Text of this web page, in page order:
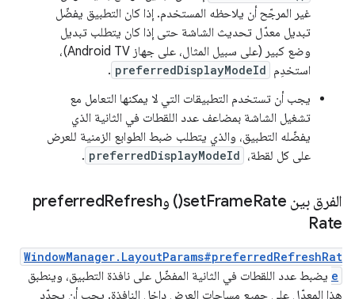
غير المرجّح أن يلاحظه المستخدم. إذا كان التطبيق يفضّل
تبديل معدّل تحديث الشاشة حتى إذا كان يتطلب تبديل
وضع كبير (على سبيل المثال، على جهاز Android TV)،
استخدِم preferredDisplayModeId
.
يجب أن تستخدم التطبيقات التي لا يمكنها التعامل مع
تشغيل الشاشة بمضاعف عدد اللقطات في الثانية الذي
يفضّله التطبيق، والذي يتطلب ضبط الطوابع الزمنية للعرض
على كل لقطة، preferredDisplayModeId
.
الفرق بين setFrameRate( ) وpreferredRefresh
Rate
WindowManager.LayoutParams#preferredRefreshRat
e يضبط عدد اللقطات في الثانية المفضّل على نافذة التطبيق، وينطبق
هذا المعدّل على جميع مساحات العرض داخل النافذة. يجب أن يحدّد